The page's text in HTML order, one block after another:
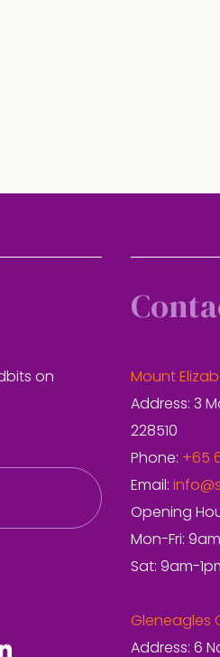
on
Mount
Address: 3
228510
Phone: +65
Email:
Opening
Mon-Fri:
Sat: 9am-
Gleneagles
Address: 6